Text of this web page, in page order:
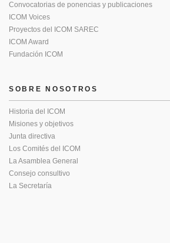
Convocatorias de ponencias y publicaciones
ICOM Voices
Proyectos del ICOM SAREC
ICOM Award
Fundación ICOM
SOBRE NOSOTROS
Historia del ICOM
Misiones y objetivos
Junta directiva
Los Comités del ICOM
La Asamblea General
Consejo consultivo
La Secretaría